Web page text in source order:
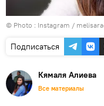
© Photo : Instagram /
Подписаться
Кямаля Алиева
Все материалы